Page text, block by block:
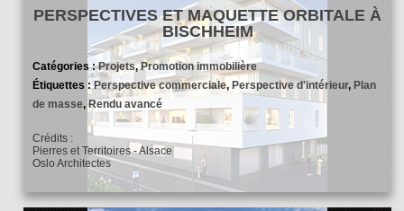
PERSPECTIVES ET MAQUETTE ORBITALE À
BISCHHEIM
Catégories :Projets,Promotion immobilière
Étiquettes :Perspective commerciale, Perspective d'intérieur, Plan
de masse,Rendu avancé
Crédits :
Pierres et Territoires - Alsace
Oslo Architectes